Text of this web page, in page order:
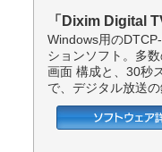
「Dixim Digital
Windows用の
ションソフト。多
画面 構成と、30秒
で、デジタル放送